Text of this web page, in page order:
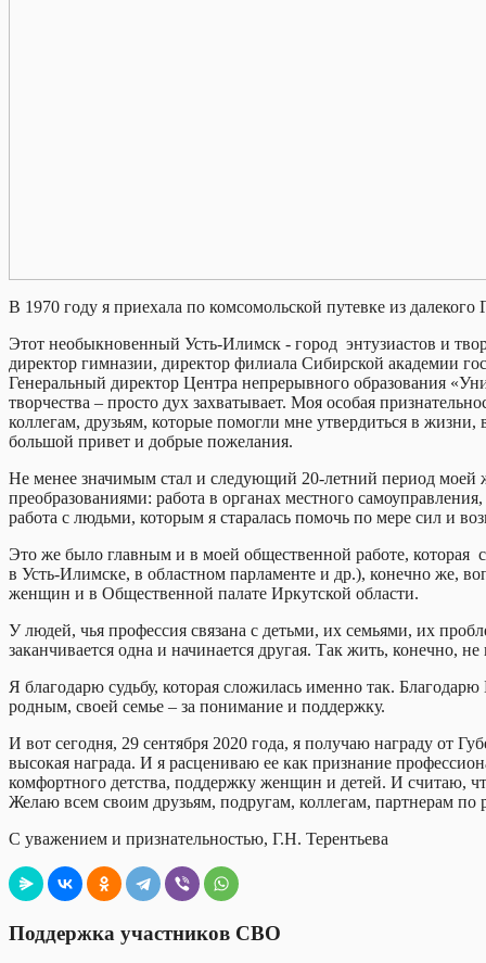
В 1970 году я приехала по комсомольской путевке из
Этот необыкновенный Усть-Илимск - город энтузиастов и
директор гимназии, директор филиала Сибирской академии
Генеральный директор Центра непрерывного образования
творчества – просто дух захватывает. Моя особая
коллегам, друзьям, которые помогли мне утвердиться в
большой привет и добрые пожелания.
Не менее значимым стал и следующий 20-летний период
преобразованиями: работа в органах местного
работа с людьми, которым я старалась помочь по мере сил и
Это же было главным и в моей общественной работе, которая
в Усть-Илимске, в областном парламенте и др.), конечно же,
женщин и в Общественной палате Иркутской области.
У людей, чья профессия связана с детьми, их семьями, их
заканчивается одна и начинается другая. Так жить, конечно,
Я благодарю судьбу, которая сложилась именно так.
родным, своей семье – за понимание и поддержку.
И вот сегодня, 29 сентября 2020 года, я получаю награду от
высокая награда. И я расцениваю ее как признание
комфортного детства, поддержку женщин и детей. И считаю,
Желаю всем своим друзьям, подругам, коллегам, партнерам по
С уважением и признательностью, Г.Н. Терентьева
Поддержка участников СВО